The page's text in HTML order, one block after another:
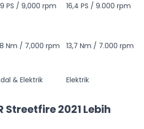
PS / 9,000 rpm 16,4 PS / 9.000 rpm
Nm / 7,000 rpm 13,7 Nm / 7.000 rpm
& Elektrik Elektrik
Streetfire 2021 Lebih